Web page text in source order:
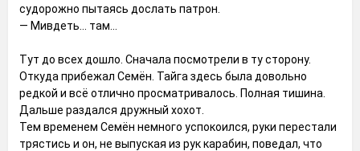
судорожно пытаясь дослать патрон.
— Мивдеть... там...
Тут до всех дошло. Сначала посмотрели в ту сторону.
Откуда прибежал Семён. Тайга здесь была довольно
редкой и всё отлично просматривалось. Полная тишина.
Дальше раздался дружный хохот.
Тем временем Семён немного успокоился, руки перестали
трястись и он, не выпуская из рук карабин, поведал, что